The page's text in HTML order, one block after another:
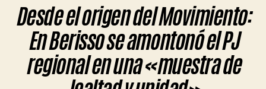
Desde el origen del Movimiento:
En Berisso se amontonó el PJ
regional en una «muestra de